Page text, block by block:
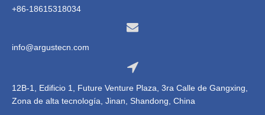
+86-18615318034
info@argustecn.com
12B-1, Edificio 1, Future Venture Plaza, 3ra Calle de Gangxing,
Zona de alta tecnología, Jinan, Shandong, China